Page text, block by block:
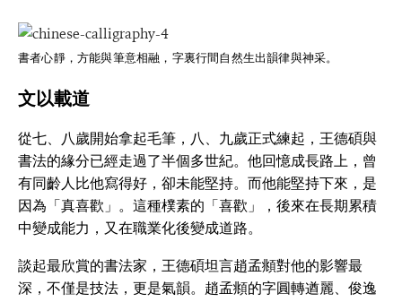
書者心靜，方能與筆意相融，字裏行間自然生出韻律與神采。
文以載道
從七、八歲開始拿起毛筆，八、九歲正式練起，王德碩與
書法的緣分已經走過了半個多世紀。他回憶成長路上，曾
有同齡人比他寫得好，卻未能堅持。而他能堅持下來，是
因為「真喜歡」。這種樸素的「喜歡」，後來在長期累積
中變成能力，又在職業化後變成道路。
談起最欣賞的書法家，王德碩坦言趙孟頫對他的影響最
深，不僅是技法，更是氣韻。趙孟頫的字圓轉遒麗、俊逸